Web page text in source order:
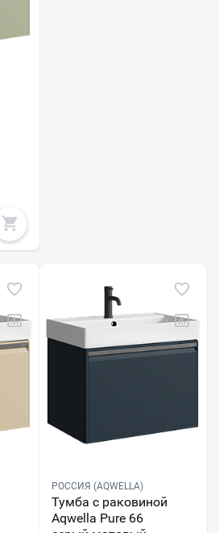
РОССИЯ (AQWELLA)
Тумба с раковиной
Aqwella Pure 66